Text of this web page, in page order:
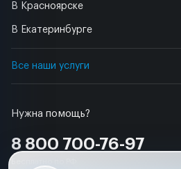
Нужна помощь?
8 800 700-76-97
В Красноярске
В Екатеринбурге
Все наши услуги